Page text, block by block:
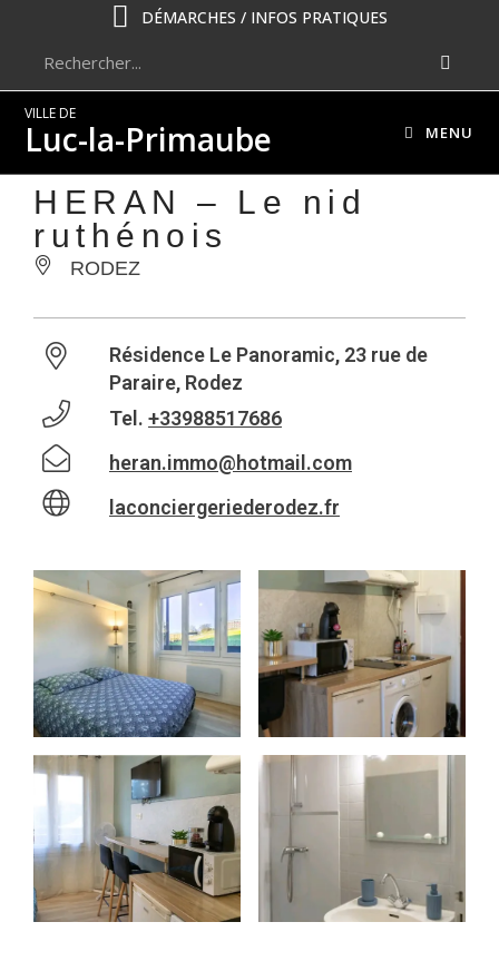
DÉMARCHES / INFOS PRATIQUES
VILLE DE
Luc-la-Primaube MENU
HERAN – Le nid
ruthénois
RODEZ
Résidence Le Panoramic, 23 rue de
Paraire, Rodez
Tel. +33988517686
heran.immo@hotmail.com
laconciergeriederodez.fr